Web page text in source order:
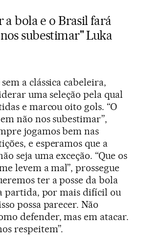
a bola e o Brasil fará
subestimar" Luka
a clássica cabeleira,
uma seleção pela qual
e marcou oito gols. “O
não nos subestimar”,
jogamos bem nas
e esperamos que a
seja uma exceção. “Que os
levem a mal”, prossegue
ter a posse da bola
partida, por mais difícil ou
possa parecer. Não
defender, mas em atacar.
respeitem”.